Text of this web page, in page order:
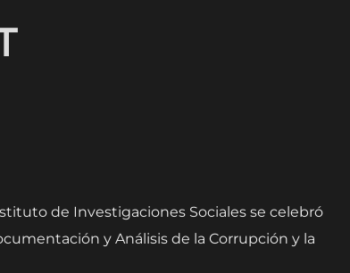
de Investigaciones Sociales se celebró
y Análisis de la Corrupción y la